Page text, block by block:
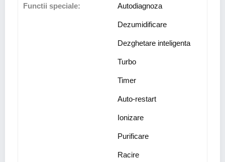
Functii speciale: Autodiagnoza
Dezumidificare
Dezghetare inteligenta
Turbo
Timer
Auto-restart
Ionizare
Purificare
Racire